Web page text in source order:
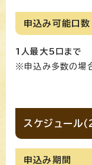
申込み可能口数
1人最大5口まで
※申込み多数の場
スケジュール（
申込み期間